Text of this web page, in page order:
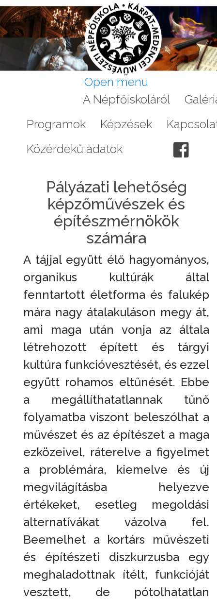
Open menu
A Népfőiskoláról
Programok
Képzések
Közérdekű adatok
Pályázati lehetőség
képzőművészek és
építészmérnökök
számára
A tájjal együtt élő hagyományos,
organikus kultúrák által
fenntartott életforma és falukép
mára nagy átalakuláson megy át,
ami maga után vonja az általa
létrehozott épített és tárgyi
kultúra funkcióvesztését, és ezzel
együtt rohamos eltűnését. Ebbe
a megállíthatatlannak tűnő
folyamatba viszont beleszólhat a
művészet és az építészet a maga
ezközeivel, ráterelve a figyelmet
a problémára, kiemelve és új
megvilágításba helyezve
értékeket, esetleg megoldási
alternatívákat vázolva fel.
Beemelhet a kortárs művészeti
és építészeti diszkurzusba egy
meghaladottnak ítélt, funkcióját
vesztett, de pótolhatatlan